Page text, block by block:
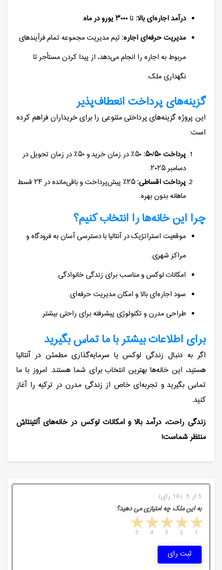
درآمد اجاره‌ای بالا:تا۳۰۰۰ یورو در ماه
.
مدیریت حرفه‌ای اجاره:تیم مدیریت مجموعه تمام فرآیندهای
مربوط به اجاره را انجام می‌دهد، از پیدا کردن مستأجر تا
نگهداری ملک.
گزینه‌های پرداخت انعطاف‌پذیر
این پروژه گزینه‌های پرداختی متنوعی را برای خریداران فراهم کرده
است:
پرداخت ۵۰/۵۰:
۵۰٪ در زمان خرید و ۵۰٪ در زمان تحویل در
دسامبر ۲۰۲۵.
پرداخت اقساطی:
۲۵٪ پیش‌پرداخت و باقی‌مانده در ۲۴ قسط
ماهانه بدون بهره.
چرا این خانه‌ها را انتخاب کنیم؟
موقعیت استراتژیک در آنتالیا با دسترسی آسان به فرودگاه و
مراکز شهری.
امکانات لوکس و مناسب برای زندگی خانوادگی.
سود اجاره‌ای بالا و امکان مدیریت حرفه‌ای.
طراحی مدرن و تکنولوژی پیشرفته برای راحتی بیشتر.
برای اطلاعات بیشتر با ما تماس بگیرید
اگر به دنبال زندگی لوکس یا سرمایه‌گذاری مطمئن در آنتالیا
هستید، این خانه‌ها بهترین انتخاب برای شما هستند. امروز با ما
تماس بگیرید و تجربه‌ای خاص از زندگی مدرن در ترکیه را آغاز
کنید.
زندگی راحت، درآمد بالا و امکانات لوکس در خانه‌های آلتینتاش
منتظر شماست!
5 از 5 (16 رای)
به این ملک چه امتیازی می دهید؟
4 stars 3 stars 2 stars 1 star
5 4 3 2 1
ثبت رای